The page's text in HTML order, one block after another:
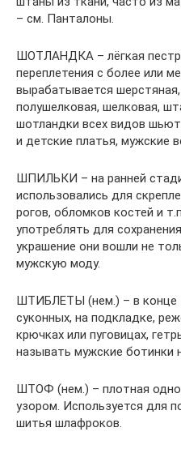
– см. Панталоны.
ШОТЛАНДКА – лёгкая
переплетения с более или
вырабатывается
полушелковая, шелковая,
шотландки всех видов
и детские платья, мужские
ШПИЛЬКИ – на ранней
использовались для
рогов, обломков костей и
употреблять для
украшение они вошли не
мужскую моду.
ШТИБЛЕТЫ (нем.) – в конце
суконных, на подкладке,
крючках или пуговицах,
называть мужские ботинки
ШТОФ (нем.) – плотная
узором. Используется для
шитья шлафроков.